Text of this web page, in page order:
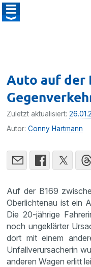
Auto auf der
Zuletzt aktualisiert:
Autor:Conny Hartmann
Auf der B169
Oberlichtenau ist ein
Die 20-jährige
noch ungeklärter
dort mit einem
Unfallverursacherin
anderen Wagen erlitt